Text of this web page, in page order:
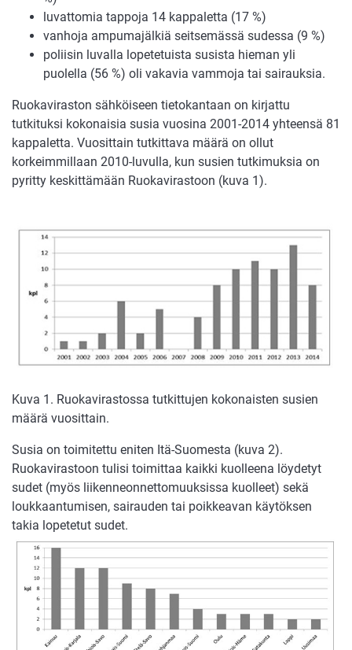
luvattomia tappoja 14 kappaletta (17 %)
vanhoja ampumajälkiä seitsemässä sudessa (9 %)
poliisin luvalla lopetetuista susista hieman yli
puolella (56 %) oli vakavia vammoja tai sairauksia.
Ruokaviraston sähköiseen tietokantaan on kirjattu
tutkituksi kokonaisia susia vuosina 2001-2014 yhteensä 81
kappaletta. Vuosittain tutkittava määrä on ollut
korkeimmillaan 2010-luvulla, kun susien tutkimuksia on
pyritty keskittämään Ruokavirastoon (kuva 1).
Kuva 1. Ruokavirastossa tutkittujen kokonaisten susien
määrä vuosittain.
Susia on toimitettu eniten Itä-Suomesta (kuva 2).
Ruokavirastoon tulisi toimittaa kaikki kuolleena löydetyt
sudet (myös liikenneonnettomuuksissa kuolleet) sekä
loukkaantumisen, sairauden tai poikkeavan käytöksen
takia lopetetut sudet.